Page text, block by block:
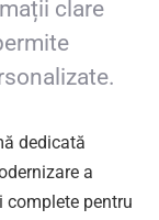
clare
dedicată
a
pentru